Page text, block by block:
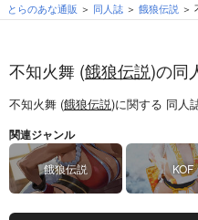
とらのあな通販 同人誌 餓狼伝説
不知火舞 (餓狼伝説)の同
不知火舞 (餓狼伝説)に関する 同人
関連ジャンル
餓狼伝説 KOF